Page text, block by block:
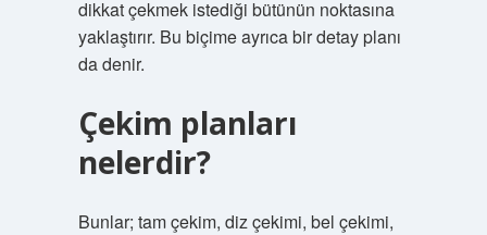
dikkat çekmek istediği bütünün noktasına
yaklaştırır. Bu biçime ayrıca bir detay planı
da denir.
Çekim planları
nelerdir?
Bunlar; tam çekim, diz çekimi, bel çekimi,